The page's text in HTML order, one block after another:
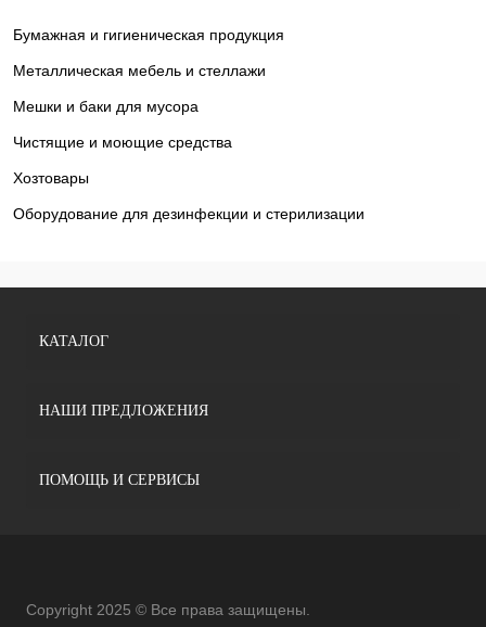
Бумажная и гигиеническая продукция
Металлическая мебель и стеллажи
Мешки и баки для мусора
Чистящие и моющие средства
Хозтовары
Оборудование для дезинфекции и стерилизации
КАТАЛОГ
НАШИ ПРЕДЛОЖЕНИЯ
ПОМОЩЬ И СЕРВИСЫ
Copyright 2025 © Все права защищены.